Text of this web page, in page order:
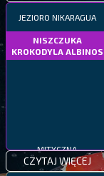
JEZIORO NIKARAGUA
NISZCZUKA
KROKODYLA ALBINOS
MITYCZNA
CZYTAJ WIĘCEJ